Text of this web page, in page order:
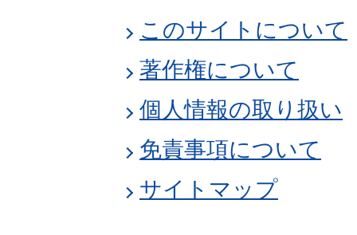
このサイトについて
著作権について
個人情報の取り扱い
免責事項について
サイトマップ